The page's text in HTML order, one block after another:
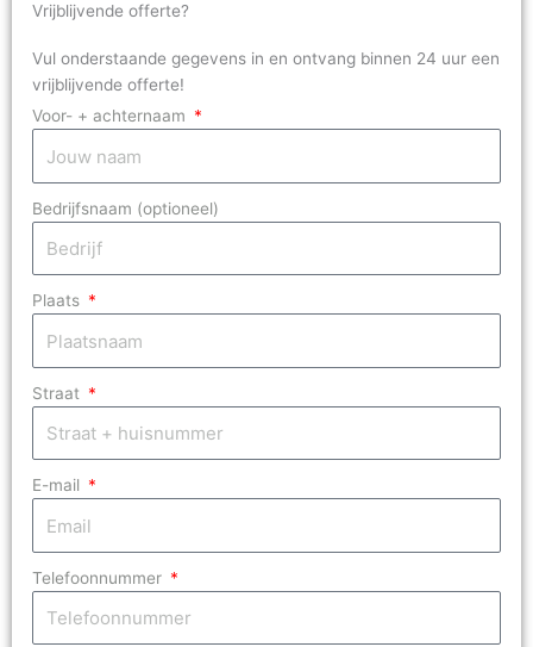
Vrijblijvende offerte?
Vul onderstaande gegevens in en ontvang binnen 24 uur een
vrijblijvende offerte!
Voor- + achternaam
Bedrijfsnaam (optioneel)
Plaats
Straat
E-mail
Telefoonnummer